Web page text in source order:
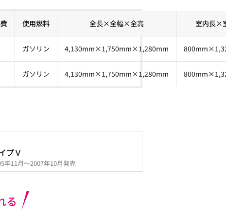
使用燃料 全長×全幅×全高 室内長×
ガソリン 4,130mm×1,750mm×1,280mm
ガソリン 4,130mm×1,750mm×1,280mm
プＶ
年11月～2007年10月発売
る